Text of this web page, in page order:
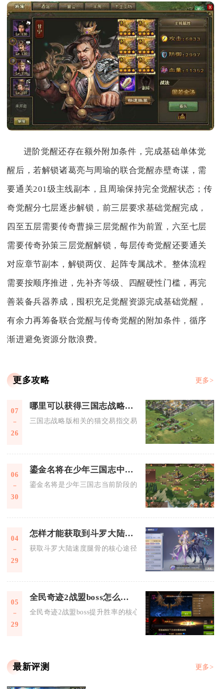
进阶觉醒还存在额外附加条件，完成基础单体觉
醒后，若解锁诸葛亮与周瑜的联合觉醒赤壁奇谋，需
要通关201级主线副本，且周瑜保持完全觉醒状态；传
奇觉醒分七层逐步解锁，前三层要求基础觉醒完成，
四至五层需要传奇曹操三层觉醒作为前置，六至七层
需要传奇孙策三层觉醒解锁，每层传奇觉醒还要通关
对应章节副本，解锁两仪、起阵专属战术。整体流程
需要按顺序推进，先补齐等级、四醒硬性门槛，再完
善装备兵器养成，囤积充足觉醒资源完成基础觉醒，
有余力再筹备联合觉醒与传奇觉醒的附加条件，循序
渐进避免资源分散浪费。
更多攻略 更多>
07
26
哪里可以获得三国志战略版猫交易
三国志战略版相关的猫交易指交易猫平台，可通过手机应用
06
30
鎏金名将在少年三国志中的地位有多重要
鎏金名将是少年三国志当前阶段的核心战力天花板，决定阵
04
29
怎样才能获取到斗罗大陆速度腿骨
获取斗罗大陆速度腿骨的核心途径为积分兑换、魂兽狩猎掉
05
29
全民奇迹2战盟boss怎么提升胜率
全民奇迹2战盟boss提升胜率的核心在于合理的职业配置、
最新评测 更多>